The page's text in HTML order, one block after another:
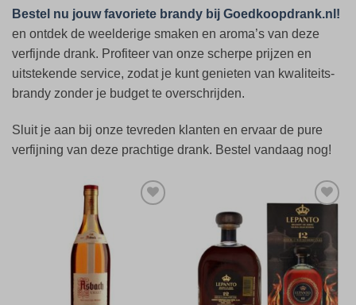
Bestel nu jouw favoriete brandy bij Goedkoopdrank.nl!
en ontdek de weelderige smaken en aroma’s van deze
verfijnde drank. Profiteer van onze scherpe prijzen en
uitstekende service, zodat je kunt genieten van kwaliteits-
brandy zonder je budget te overschrijden.
Sluit je aan bij onze tevreden klanten en ervaar de pure
verfijning van deze prachtige drank. Bestel vandaag nog!
Toevoegen
aan
verlanglijst